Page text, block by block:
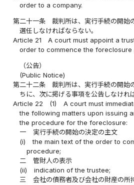
order to a company.
第二十一条
裁判所は、実行手続の開始
選任しなければならない。
Article 21
A court must appoint a
order to commence the foreclosure
（公告）
(Public Notice)
第二十二条
裁判所は、実行手続の開始
ちに、次に掲げる事項を公告しなけれ
Article 22
(1)
A court must
the following matters upon issuing
the procedure for the foreclosure:
一
実行手続の開始の決定の主文
(i)
the main text of the order to
procedure;
二
管財人の表示
(ii)
indication of the trustee;
三
会社の債務者及び会社の財産の所